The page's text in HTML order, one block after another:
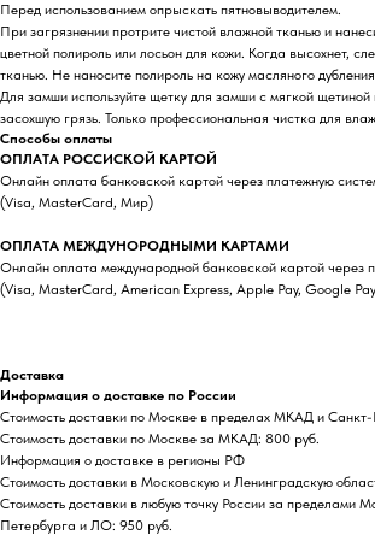
Перед использованием опрыскать пятновыводителем.
При загрязнении протрите чистой влажной тканью и
цветной полироль или лосьон для кожи. Когда высохнет,
тканью. Не наносите полироль на кожу масляного дубления.
Для замши используйте щетку для замши с мягкой щетиной
засохшую грязь. Только профессиональная чистка для
Способы оплаты
ОПЛАТА РОССИСКОЙ КАРТОЙ
Онлайн оплата банковской картой через платежную
(Visa, MasterCard, Мир)
ОПЛАТА МЕЖДУНОРОДНЫМИ КАРТАМИ
Онлайн оплата международной банковской картой через
(Visa, MasterCard, American Express, Apple Pay, Google
Доставка
Информация о доставке по России
Стоимость доставки по Москве в пределах МКАД и Санкт-
Стоимость доставки по Москве за МКАД: 800 руб.
Информация о доставке в регионы РФ
Стоимость доставки в Московскую и Ленинградскую
Стоимость доставки в любую точку России за пределами
Петербурга и ЛО: 950 руб.